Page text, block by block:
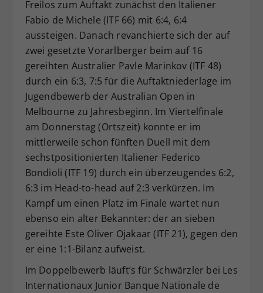
Freilos zum Auftakt zunächst den Italiener
Fabio de Michele (ITF 66) mit 6:4, 6:4
aussteigen. Danach revanchierte sich der auf
zwei gesetzte Vorarlberger beim auf 16
gereihten Australier Pavle Marinkov (ITF 48)
durch ein 6:3, 7:5 für die Auftaktniederlage im
Jugendbewerb der Australian Open in
Melbourne zu Jahresbeginn. Im Viertelfinale
am Donnerstag (Ortszeit) konnte er im
mittlerweile schon fünften Duell mit dem
sechstpositionierten Italiener Federico
Bondioli (ITF 19) durch ein überzeugendes 6:2,
6:3 im Head-to-head auf 2:3 verkürzen. Im
Kampf um einen Platz im Finale wartet nun
ebenso ein alter Bekannter: der an sieben
gereihte Este Oliver Ojakaar (ITF 21), gegen den
er eine 1:1-Bilanz aufweist.
Im Doppelbewerb läuft’s für Schwärzler bei Les
Internationaux Junior Banque Nationale de